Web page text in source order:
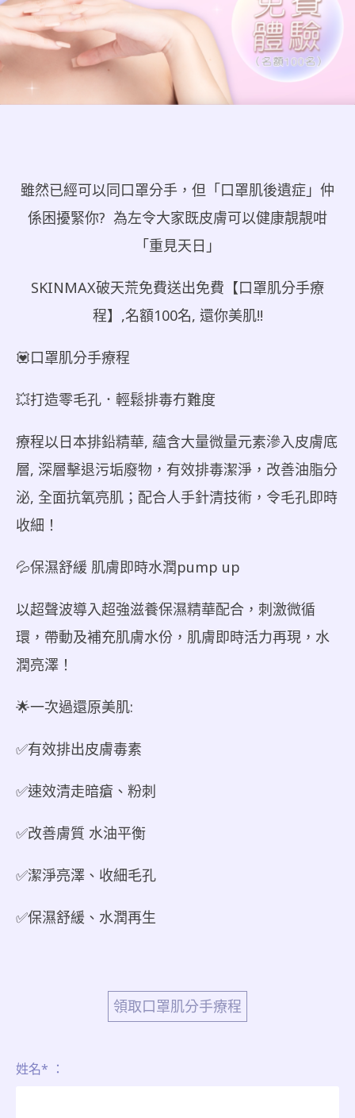
雖然已經可以同口罩分手，但「口罩肌後遺症」仲
係困擾緊你? 為左令大家既皮膚可以健康靚靚咁
「重見天日」
SKINMAX破天荒免費送出免費【口罩肌分手療
程】,名額100名, 還你美肌!!
💟口罩肌分手療程
💥打造零毛孔．輕鬆排毒冇難度
療程以日本排鉛精華, 蘊含大量微量元素滲入皮膚底
層, 深層擊退污垢廢物，有效排毒潔淨，改善油脂分
泌, 全面抗氧亮肌；配合人手針清技術，令毛孔即時
收細！
💦保濕舒緩 肌膚即時水潤pump up
以超聲波導入超強滋養保濕精華配合，刺激微循
環，帶動及補充肌膚水份，肌膚即時活力再現，水
潤亮澤！
🌟一次過還原美肌:
✅有效排出皮膚毒素
✅速效清走暗瘡、粉刺
✅改善膚質 水油平衡
✅潔淨亮澤、收細毛孔
✅保濕舒緩、水潤再生
領取口罩肌分手療程
姓名* ：